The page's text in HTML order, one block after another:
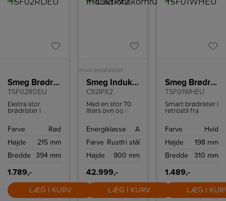
Smeg Brødrister
TSF02RDEU
Ekstra stor
brødrister i
med plads til 4
Brødristeren har
ristningsindstillinger
funktion.
Farve
Rød
Højde
215 mm
Bredde
394 mm
1.789,-
LÆG I KURV
Produktdatablad
Smeg Induktionskomfur
C92IPX2
Med en stor 70
liters ovn og en
udstyret til at
varieret menu.
en varmluftsovn
varmefordeling,
mens den ekstra
ovn er traditionel,
perfekt til retter,
der kræver en
Energiklasse
A
Farve Rustfri stål
Højde
900 mm
42.999,-
LÆG I KURV
Smeg Brødrister
TSF01WHEU
Smart brødrister i
retrostil fra
6
og high-lift
Farve
Hvid
Højde
198 mm
Bredde
310 mm
1.489,-
LÆG I